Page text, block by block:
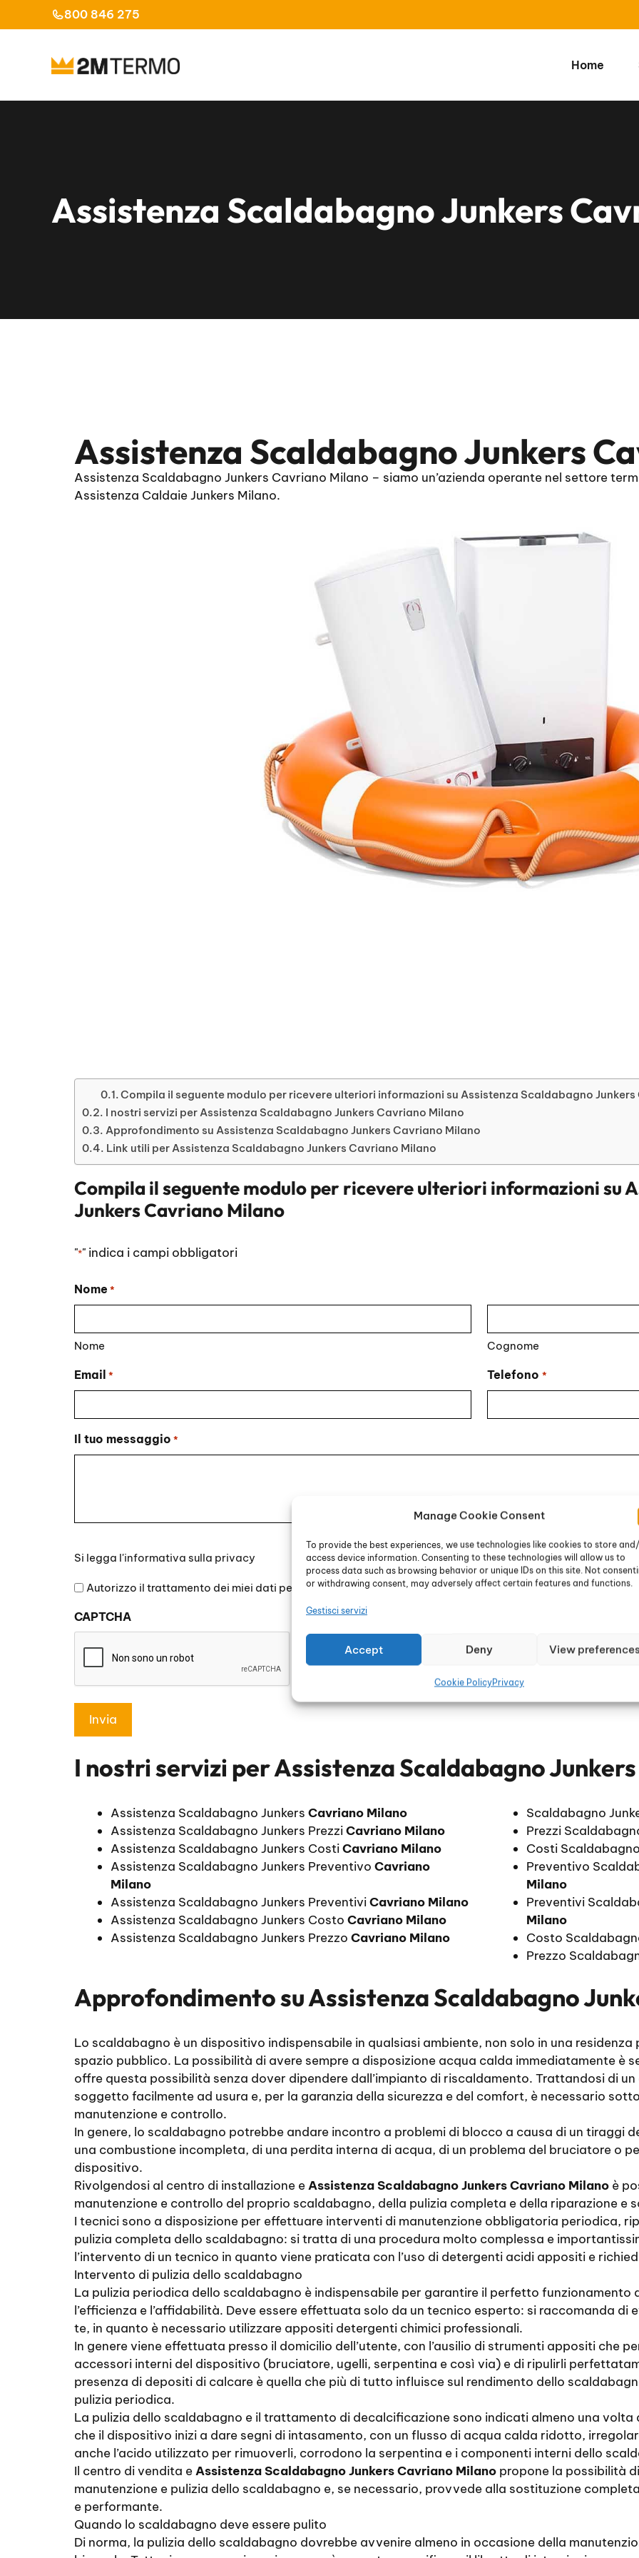
Manage Cookie Consent
To provide the best experiences, we use technologies like cookies to store
access device information. Consenting to these technologies will allow us to
process data such as browsing behavior or unique IDs on this site. Not
or withdrawing consent, may adversely affect certain features and functions.
Gestisci servizi
Accept Deny View preferences
Cookie PolicyPrivacy
al
800 846 275
Home
Assistenza Scaldabagno Junkers
Assistenza Scaldabagno Junkers
Assistenza Scaldabagno Junkers Cavriano Milano – siamo un’azienda operante nel settore
Assistenza Caldaie Junkers Milano.
Compila il seguente modulo per ricevere ulteriori informazioni su Assistenza Scaldabagno
I nostri servizi per Assistenza Scaldabagno Junkers Cavriano Milano
Approfondimento su Assistenza Scaldabagno Junkers Cavriano Milano
Link utili per Assistenza Scaldabagno Junkers Cavriano Milano
Compila il seguente modulo per ricevere ulteriori informazioni su
Junkers Cavriano Milano
"*" indica i campi obbligatori
Nome *
Nome Cognome
Email * Telefono *
Il tuo messaggio *
legga
l'informativa
privacy
Si legga l'informativa sulla privacy
Autorizzo il trattamento dei miei dati personali
CAPTCHA
I nostri servizi perAssistenza Scaldabagno
Assistenza Scaldabagno Junkers Cavriano Milano
Assistenza Scaldabagno Junkers PrezziCavriano Milano
Assistenza Scaldabagno Junkers CostiCavriano Milano
Assistenza Scaldabagno Junkers Preventivo Cavriano
Milano
Assistenza Scaldabagno Junkers PreventiviCavriano Milano
Assistenza Scaldabagno Junkers Costo Cavriano Milano
Assistenza Scaldabagno Junkers Prezzo Cavriano Milano
Scaldabagno
Prezzi
Costi
Preventivo
Milano
Preventivi
Milano
Costo
Prezzo
Approfondimento suAssistenza Scaldabagno
Lo scaldabagno è un dispositivo indispensabile in qualsiasi ambiente, non solo in una
spazio pubblico. La possibilità di avere sempre a disposizione acqua calda immediatamente è
offre questa possibilità senza dover dipendere dall’impianto di riscaldamento. Trattandosi di
soggetto facilmente ad usura e, per la garanzia della sicurezza e del comfort, è necessario
manutenzione e controllo.
In genere, lo scaldabagno potrebbe andare incontro a problemi di blocco a causa di un tiraggi
una combustione incompleta, di una perdita interna di acqua, di un problema del bruciatore o
dispositivo.
Rivolgendosi al centro di installazione eAssistenza Scaldabagno Junkers Cavriano Milano è
manutenzione e controllo del proprio scaldabagno, della pulizia completa e della riparazione e
I tecnici sono a disposizione per effettuare interventi di manutenzione obbligatoria periodica,
pulizia completa dello scaldabagno: si tratta di una procedura molto complessa e
l’intervento di un tecnico in quanto viene praticata con l’uso di detergenti acidi appositi e
Intervento di pulizia dello scaldabagno
La pulizia periodica dello scaldabagno è indispensabile per garantire il perfetto funzionamento
l’efficienza e l’affidabilità. Deve essere effettuata solo da un tecnico esperto: si raccomanda di
te, in quanto è necessario utilizzare appositi detergenti chimici professionali.
In genere viene effettuata presso il domicilio dell’utente, con l’ausilio di strumenti appositi che
accessori interni del dispositivo (bruciatore, ugelli, serpentina e così via) e di ripulirli
presenza di depositi di calcare è quella che più di tutto influisce sul rendimento dello
pulizia periodica.
La pulizia dello scaldabagno e il trattamento di decalcificazione sono indicati almeno una volta
che il dispositivo inizi a dare segni di intasamento, con un flusso di acqua calda ridotto,
anche l’acido utilizzato per rimuoverli, corrodono la serpentina e i componenti interni dello
Il centro di vendita eAssistenza Scaldabagno Junkers Cavriano Milano propone la possibilità
manutenzione e pulizia dello scaldabagno e, se necessario, provvede alla sostituzione
e performante.
Quando lo scaldabagno deve essere pulito
Di norma, la pulizia dello scaldabagno dovrebbe avvenire almeno in occasione della